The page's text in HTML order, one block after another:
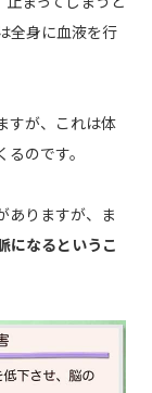
全身に血液を行
すが、これは体
のです。
ありますが、ま
になるというこ